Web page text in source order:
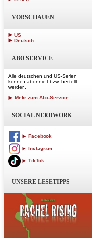
VORSCHAUEN
US
Deutsch
ABO SERVICE
Alle deutschen und US-Serien
können abonniert bzw. bestellt
werden.
Mehr zum Abo-Service
SOCIAL NERDWORK
Facebook
Instagram
TikTok
UNSERE LESETIPPS